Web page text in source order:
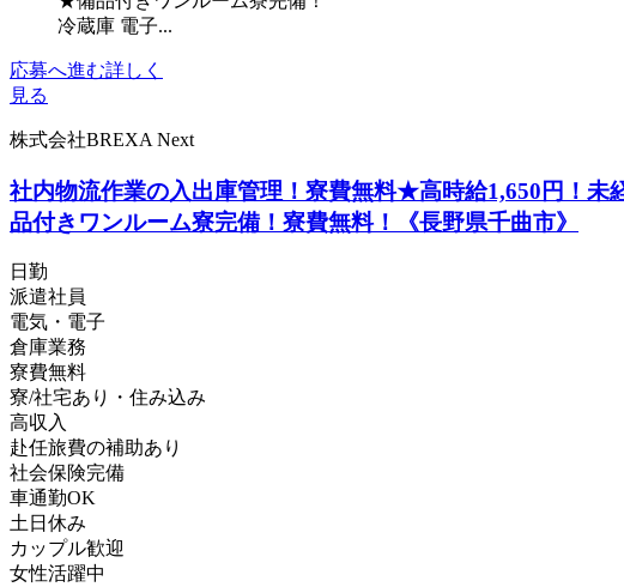
冷蔵庫 電子...
応募へ進む詳しく
見る
株式会社BREXA Next
社内物流作業の入出庫管理！寮費無料★高時給1,650円！
品付きワンルーム寮完備！寮費無料！《長野県千曲市》
日勤
派遣社員
電気・電子
倉庫業務
寮費無料
寮/社宅あり・住み込み
高収入
赴任旅費の補助あり
社会保険完備
車通勤OK
土日休み
カップル歓迎
女性活躍中